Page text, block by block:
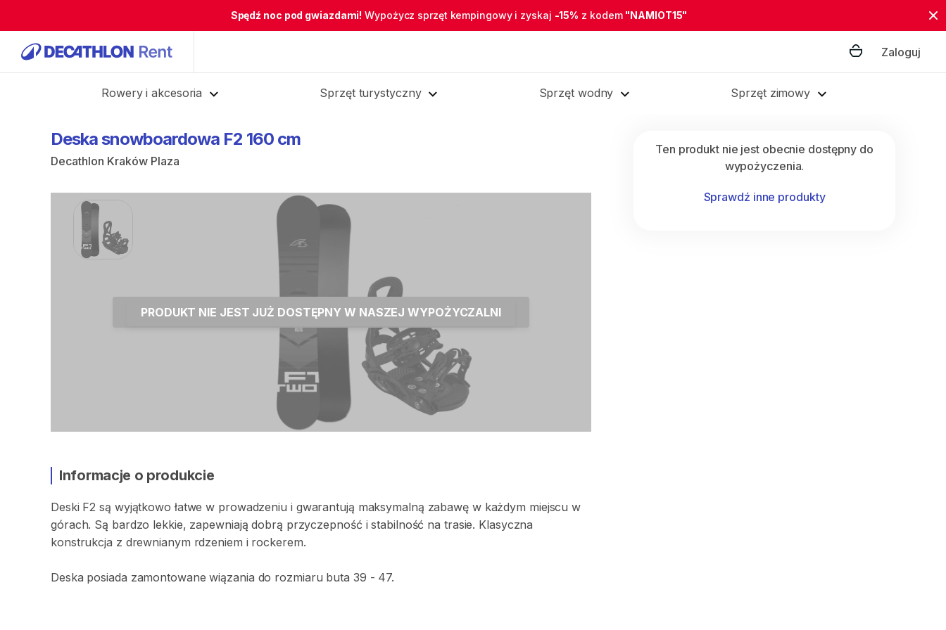
Spędź noc pod gwiazdami! Wypożycz sprzęt kempingowy i zyskaj -15% z kodem "NAMIOT15"
Zaloguj
Rowery i akcesoria Sprzęt turystyczny Sprzęt wodny Sprzęt zimowy
Deskasnowboardowa F2 160 cm
Decathlon Kraków Plaza
PRODUKT NIE JEST JUŻ DOSTĘPNY W NASZEJ WYPOŻYCZALNI
Informacje o produkcie
Deski F2 są wyjątkowo łatwe w prowadzeniu i gwarantują maksymalną zabawę w każdym miejscu w
górach. Są bardzo lekkie​​​​,​ zapewniają dobrą przyczepność i stabilność na trasie. Klasyczna
konstrukcja z drewnianym rdzeniem i rockerem.
Deska posiada zamontowane wiązania do rozmiaru buta 39 - 47.
Ten produkt nie jest obecnie dostępny do
wypożyczenia.
Sprawdź inne produkty